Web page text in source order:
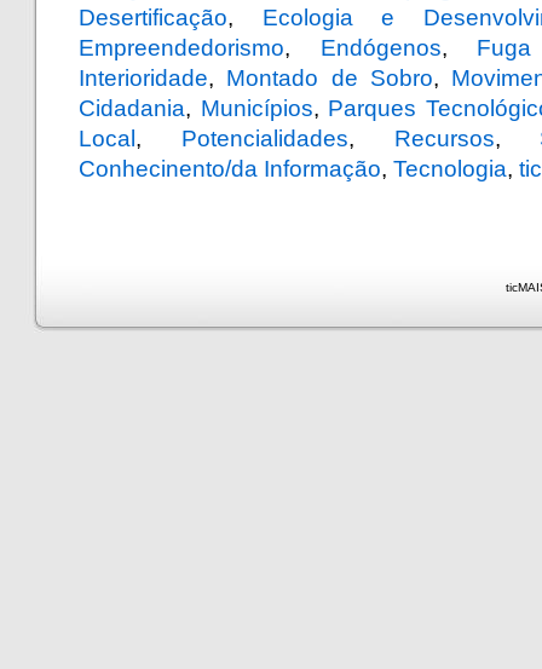
Desertificação, Ecologia e
Empreendedorismo, Endógenos,
Interioridade, Montado de Sobro,
Cidadania, Municípios, Parques
Local , Potencialidades, Recursos,
Conhecinento/da Informação, Tecnologia,